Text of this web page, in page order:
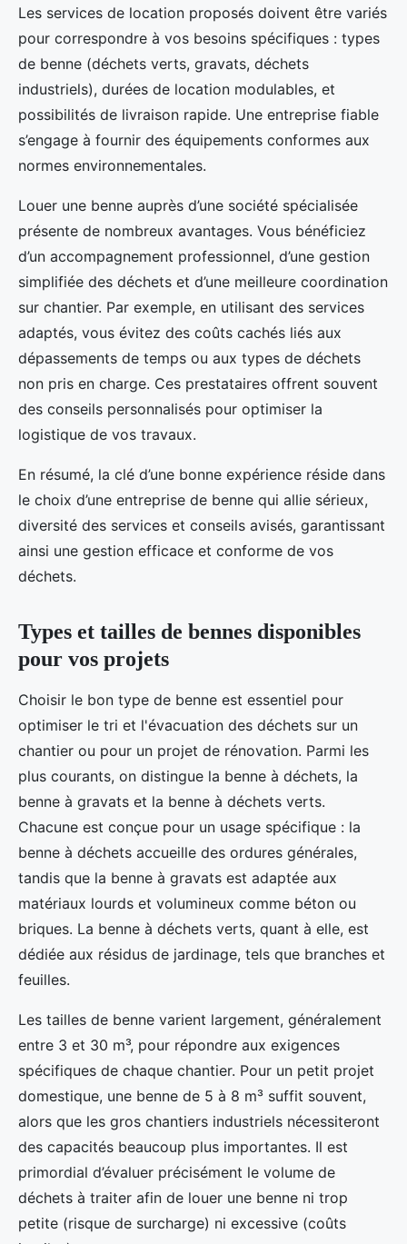
Les services de location proposés doivent être variés
pour correspondre à vos besoins spécifiques : types
de benne (déchets verts, gravats, déchets
industriels), durées de location modulables, et
possibilités de livraison rapide. Une entreprise fiable
s’engage à fournir des équipements conformes aux
normes environnementales.
Louer une benne auprès d’une société spécialisée
présente de nombreux avantages. Vous bénéficiez
d’un accompagnement professionnel, d’une gestion
simplifiée des déchets et d’une meilleure coordination
sur chantier. Par exemple, en utilisant des services
adaptés, vous évitez des coûts cachés liés aux
dépassements de temps ou aux types de déchets
non pris en charge. Ces prestataires offrent souvent
des conseils personnalisés pour optimiser la
logistique de vos travaux.
En résumé, la clé d’une bonne expérience réside dans
le choix d’une entreprise de benne qui allie sérieux,
diversité des services et conseils avisés, garantissant
ainsi une gestion efficace et conforme de vos
déchets.
Types et tailles de bennes disponibles
pour vos projets
Choisir le bon type de benne est essentiel pour
optimiser le tri et l'évacuation des déchets sur un
chantier ou pour un projet de rénovation. Parmi les
plus courants, on distingue la benne à déchets, la
benne à gravats et la benne à déchets verts.
Chacune est conçue pour un usage spécifique : la
benne à déchets accueille des ordures générales,
tandis que la benne à gravats est adaptée aux
matériaux lourds et volumineux comme béton ou
briques. La benne à déchets verts, quant à elle, est
dédiée aux résidus de jardinage, tels que branches et
feuilles.
Les tailles de benne varient largement, généralement
entre 3 et 30 m³, pour répondre aux exigences
spécifiques de chaque chantier. Pour un petit projet
domestique, une benne de 5 à 8 m³ suffit souvent,
alors que les gros chantiers industriels nécessiteront
des capacités beaucoup plus importantes. Il est
primordial d’évaluer précisément le volume de
déchets à traiter afin de louer une benne ni trop
petite (risque de surcharge) ni excessive (coûts